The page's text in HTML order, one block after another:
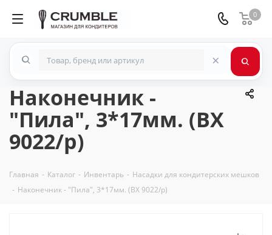
0
×
Наконечник -
"Пила", 3*17мм. (BX
9022/p)
Главная - Каталог - Инвентарь - Насадки для кондитерских мешков
- Наконечник - "Пила", 3*17мм. (BX 9022/p)